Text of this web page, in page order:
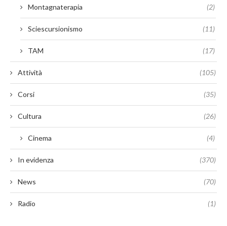
Montagnaterapia (2)
Sciescursionismo (11)
TAM (17)
Attività (105)
Corsi (35)
Cultura (26)
Cinema (4)
In evidenza (370)
News (70)
Radio (1)